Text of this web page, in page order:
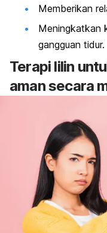
Memberikan
Meningkatkan
gangguan tidur.
Terapi lilin
aman secara